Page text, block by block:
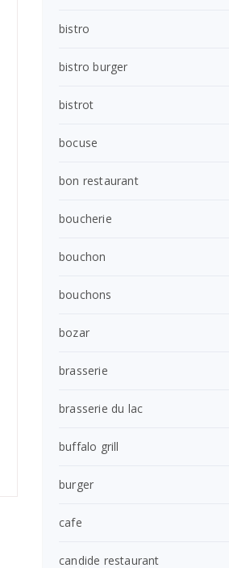
bistro
bistro burger
bistrot
bocuse
bon restaurant
boucherie
bouchon
bouchons
bozar
brasserie
brasserie du lac
buffalo grill
burger
cafe
candide restaurant